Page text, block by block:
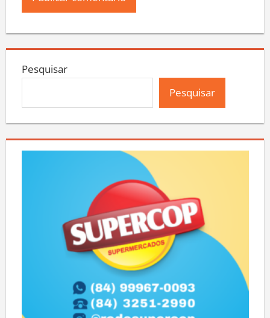
Pesquisar
Pesquisar